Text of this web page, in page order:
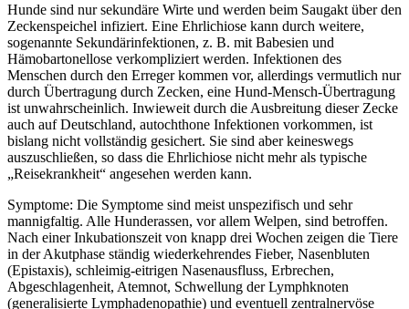
Hunde sind nur sekundäre Wirte und werden beim Saugakt über den
Zeckenspeichel infiziert. Eine Ehrlichiose kann durch weitere,
sogenannte Sekundärinfektionen, z. B. mit Babesien und
Hämobartonellose verkompliziert werden. Infektionen des
Menschen durch den Erreger kommen vor, allerdings vermutlich nur
durch Übertragung durch Zecken, eine Hund-Mensch-Übertragung
ist unwahrscheinlich. Inwieweit durch die Ausbreitung dieser Zecke
auch auf Deutschland, autochthone Infektionen vorkommen, ist
bislang nicht vollständig gesichert. Sie sind aber keineswegs
auszuschließen, so dass die Ehrlichiose nicht mehr als typische
„Reisekrankheit“ angesehen werden kann.
Symptome: Die Symptome sind meist unspezifisch und sehr
mannigfaltig. Alle Hunderassen, vor allem Welpen, sind betroffen.
Nach einer Inkubationszeit von knapp drei Wochen zeigen die Tiere
in der Akutphase ständig wiederkehrendes Fieber, Nasenbluten
(Epistaxis), schleimig-eitrigen Nasenausfluss, Erbrechen,
Abgeschlagenheit, Atemnot, Schwellung der Lymphknoten
(generalisierte Lymphadenopathie) und eventuell zentralnervöse